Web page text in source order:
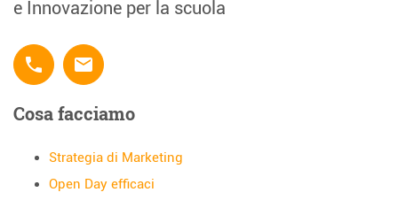
e Innovazione per la scuola
phone email
Cosa facciamo
Strategia di Marketing
Open Day efficaci